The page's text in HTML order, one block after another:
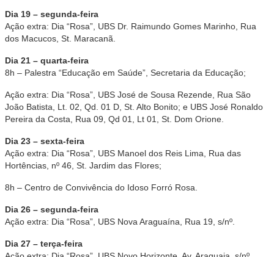
Dia 19 – segunda-feira
Ação extra: Dia “Rosa”, UBS Dr. Raimundo Gomes Marinho, Rua
dos Macucos, St. Maracanã.
Dia 21 – quarta-feira
8h – Palestra “Educação em Saúde”, Secretaria da Educação;
Ação extra: Dia “Rosa”, UBS José de Sousa Rezende, Rua São
João Batista, Lt. 02, Qd. 01 D, St. Alto Bonito; e UBS José Ronaldo
Pereira da Costa, Rua 09, Qd 01, Lt 01, St. Dom Orione.
Dia 23 – sexta-feira
Ação extra: Dia “Rosa”, UBS Manoel dos Reis Lima, Rua das
Hortências, nº 46, St. Jardim das Flores;
8h – Centro de Convivência do Idoso Forró Rosa.
Dia 26 – segunda-feira
Ação extra: Dia “Rosa”, UBS Nova Araguaína, Rua 19, s/nº.
Dia 27 – terça-feira